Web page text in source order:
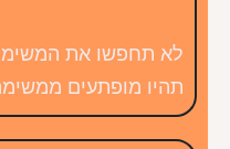
לא תחפשו את
תהיו מופתעים